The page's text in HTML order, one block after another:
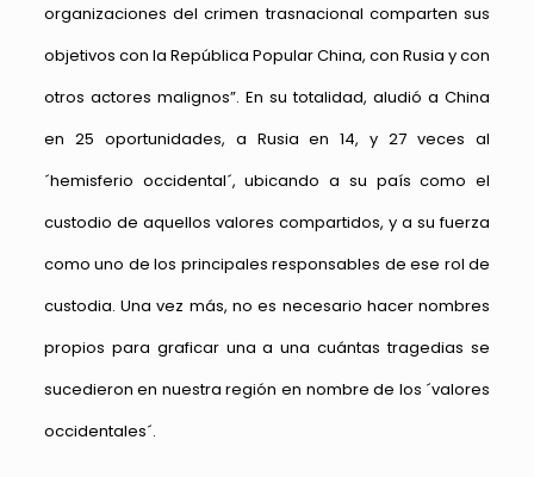
organizaciones del crimen trasnacional comparten sus
objetivos con la República Popular China, con Rusia y con
otros actores malignos”. En su totalidad, aludió a China
en 25 oportunidades, a Rusia en 14, y 27 veces al
´hemisferio occidental´, ubicando a su país como el
custodio de aquellos valores compartidos, y a su fuerza
como uno de los principales responsables de ese rol de
custodia. Una vez más, no es necesario hacer nombres
propios para graficar una a una cuántas tragedias se
sucedieron en nuestra región en nombre de los ´valores
occidentales´.